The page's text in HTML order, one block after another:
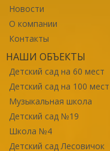
Новости
О компании
Контакты
НАШИ ОБЪЕКТЫ
Детский сад на 60 мест
Детский сад на 100 мест
Музыкальная школа
Детский сад №19
Школа №4
Детский сад Лесовичок